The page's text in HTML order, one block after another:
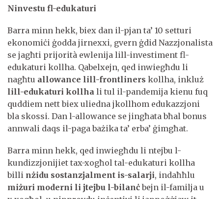
Ninvestu fl-edukaturi
Barra minn hekk, biex dan il-pjan ta’ 10 setturi
ekonomiċi ġodda jirnexxi, gvern ġdid Nazzjonalista
se jagħti prijorità ewlenija lill-investiment fl-
edukaturi kollha. Qabelxejn, qed inwiegħdu li
nagħtu allowance lill-frontliners kollha, inkluż
lill-edukaturi kollha li tul il-pandemija kienu fuq
quddiem nett biex uliedna jkollhom edukazzjoni
bla skossi. Dan l-allowance se jingħata bħal bonus
annwali daqs il-paga bażika ta’ erba’ ġimgħat.
Barra minn hekk, qed inwiegħdu li ntejbu l-
kundizzjonijiet tax-xogħol tal-edukaturi kollha
billi nżidu sostanzjalment is-salarji, indaħħlu
miżuri moderni li jtejbu l-bilanċbejn il-familja u